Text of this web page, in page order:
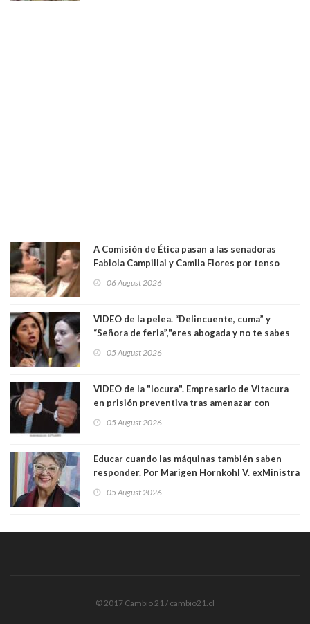
A Comisión de Ética pasan a las senadoras
Fabiola Campillai y Camila Flores por tenso
06 August 2026
VIDEO de la pelea. “Delincuente, cuma” y
“Señora de feria”,"eres abogada y no te sabes
senadoras Camila Flores y Fabiola Campillai en
05 August 2026
VIDEO de la "locura". Empresario de Vitacura
en prisión preventiva tras amenazar con
Los persiguió en potente camioneta
05 August 2026
Educar cuando las máquinas también saben
responder. Por Marigen Hornkohl V. exMinistra
05 August 2026
© 2017 Cambio 21 / cambio21.cl